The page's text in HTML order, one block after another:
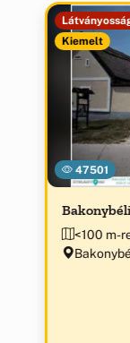
47501
Kiemelt
<100 m-